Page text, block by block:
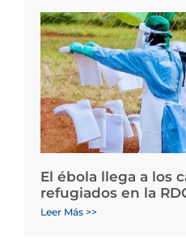
El ébola llega a los
refugiados en la
Leer Más >>